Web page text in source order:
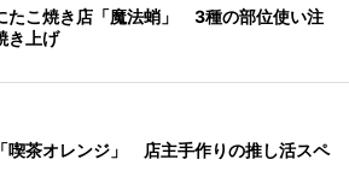
たこ焼き店「魔法蛸」 3種の部位使い注
き上げ
喫茶オレンジ」 店主手作りの推し活スペ